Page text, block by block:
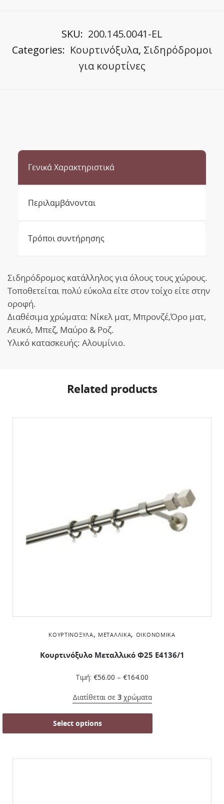
SKU: 200.145.0041-EL
Categories: Κουρτινόξυλα, Σιδηρόδρομοι
για κουρτίνες
Γενικά Χαρακτηριστικά
Περιλαμβάνονται
Τρόποι συντήρησης
Σιδηρόδρομος κατάλληλος για όλους τους χώρους.
Τοποθετείται πολύ εύκολα είτε στον τοίχο είτε στην
οροφή.
Διαθέσιμα χρώματα: Νίκελ ματ, Μπρονζέ,Όρο ματ,
Λευκό, Μπεζ, Μαύρο & Ροζ.
Υλικό κατασκευής: Αλουμίνιο.
Related products
ΚΟΥΡΤΙΝΌΞΥΛΑ, ΜΕΤΑΛΛΙΚΆ, ΟΙΚΟΝΟΜΙΚΆ
Κουρτινόξυλο Μεταλλικό Φ25 Ε4136/1
Τιμή: €56.00 – €164.00
Διατίθεται σε 3χρώματα
Select options